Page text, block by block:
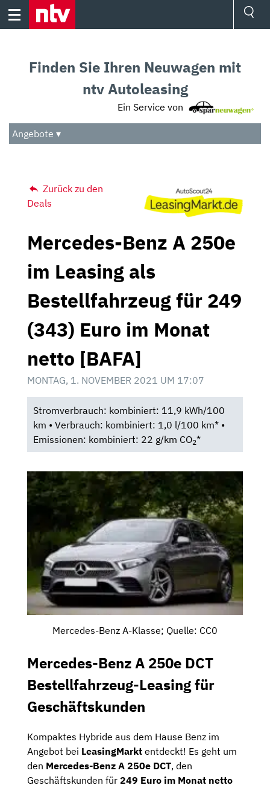
Skip
Audio
Das Beste
Finden Sie Ihren Neuwagen mit
ntv Autoleasing
Ein Service von
Angebote ▾
Zurück zu den
Deals
Mercedes-Benz A 250e
im Leasing als
Bestellfahrzeug für 249
(343) Euro im Monat
netto [BAFA]
MONTAG, 1. NOVEMBER 2021 UM 17:07
Stromverbrauch: kombiniert: 11,9 kWh/100
km • Verbrauch: kombiniert: 1,0 l/100 km* •
Emissionen: kombiniert: 22 g/km CO2*
Mercedes-Benz A-Klasse; Quelle: CC0
Mercedes-Benz A 250e DCT
Bestellfahrzeug-Leasing für
Geschäftskunden
Kompaktes Hybride aus dem Hause Benz im
Angebot bei LeasingMarkt entdeckt! Es geht um
den Mercedes-Benz A 250e DCT, den
Geschäftskunden für 249 Euro im Monat netto